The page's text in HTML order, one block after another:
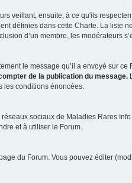
veillant, ensuite, à ce qu'ils
définies dans cette Charte. La liste
d’un membre, les modérateurs
le message qu’il a envoyé sur
de la publication du message.
les conditions énoncées.
sociaux de Maladies Rares
et à utiliser le Forum.
du Forum. Vous pouvez éditer